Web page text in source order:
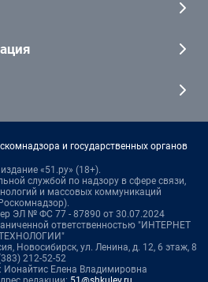
и государственных органов
«51.ру» (18+).
службой по надзору в сфере связи,
и массовых коммуникаций
ЭЛ № ФС 77 - 87890 от 30.07.2024
ответственностью "ИНТЕРНЕТ
Новосибирск, ул. Ленина, д. 12, 6 этаж, 8
212-52-52
Ионайтис Елена Владимировна